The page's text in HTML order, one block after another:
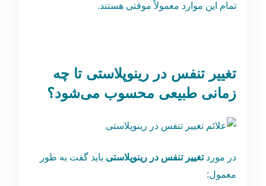
تمام این موارد معمولاً موقتی هستند.
تغییر تنفس در رینوپلاستی تا چه
زمانی طبیعی محسوب می‌شود؟
در موردتغییر تنفس در رینوپلاستی باید گفت به ‌طور
معمول: